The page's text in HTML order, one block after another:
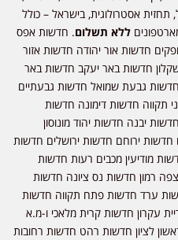
תחזית אסטרולוגית, בישראל – כולל
ללא תשלום. חדשות אפס
חדשות אור יהודה חדשות אזור
חדשות באר יעקב חדשות באר
גבעת שמואל חדשות גבעתיים
תקווה חדשות דימונה חדשות
יבנה חדשות יהוד מונוסון
חדשות ירוחם חדשות ירושלים חדשות
מודיעין מכבים רעות חדשות
רמון חדשות נס ציונה חדשות
ערד חדשות פתח תקווה חדשות
עקרון חדשות קרית מלאכי ו-מ.א
לציון חדשות רהט חדשות רחובות